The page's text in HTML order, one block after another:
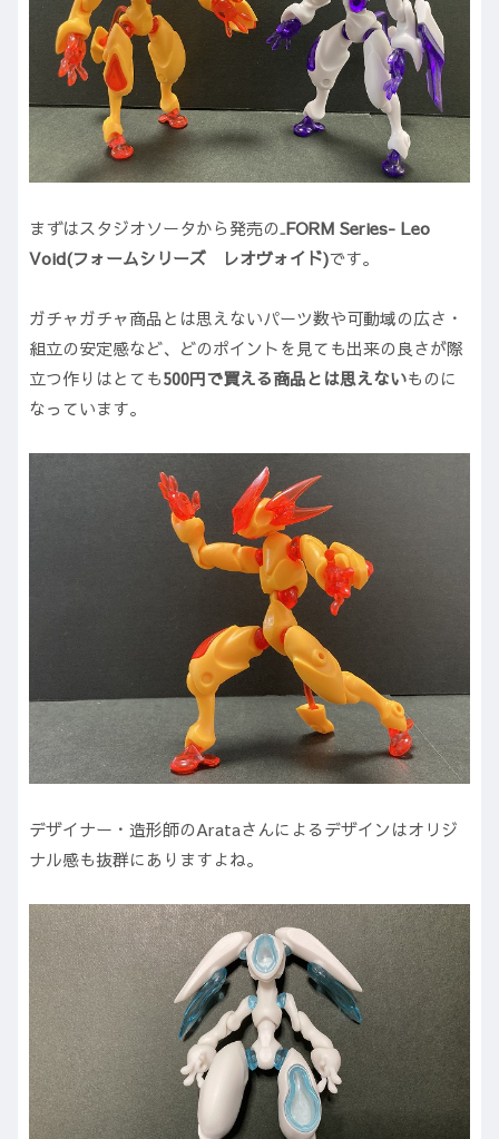
まずはスタジオソータから発売の₋FORM Series- Leo
Void(フォームシリーズ レオヴォイド)です。
ガチャガチャ商品とは思えないパーツ数や可動域の広さ・
組立の安定感など、どのポイントを見ても出来の良さが際
立つ作りはとても500円で買える商品とは思えないものに
なっています。
デザイナー・造形師のArataさんによるデザインはオリジ
ナル感も抜群にありますよね。